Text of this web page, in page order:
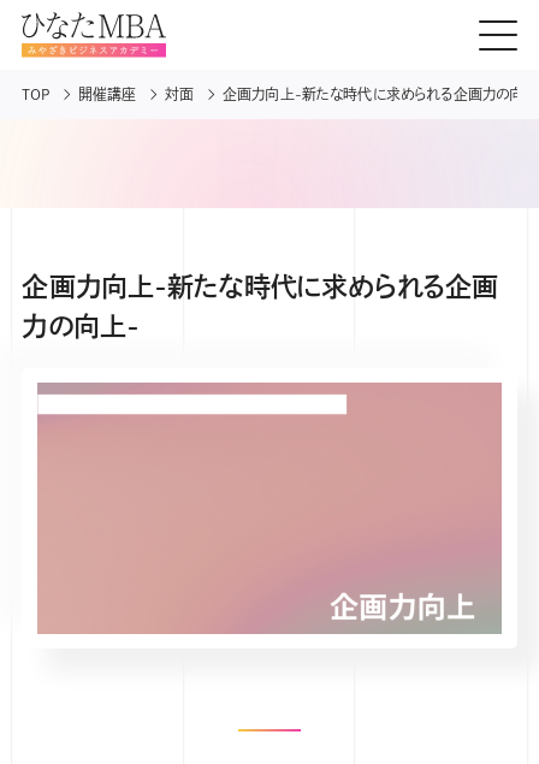
TOP 開催講座 対面 企画力向上-新たな時代に求められる企画力の向
企画力向上-新たな時代に求められる企画
力の向上-